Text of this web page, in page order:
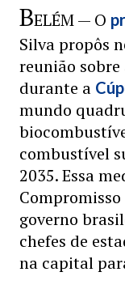
BELÉM — O
Silva propôs
reunião
durante a
mundo
combustível
2035. Essa
governo
chefes de
na capital